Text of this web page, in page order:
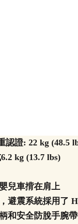
認證: 22 kg (48.5
kg (13.7 lbs)
兒車揹在肩上
避震系統採用了
和安全防脫手腕帶